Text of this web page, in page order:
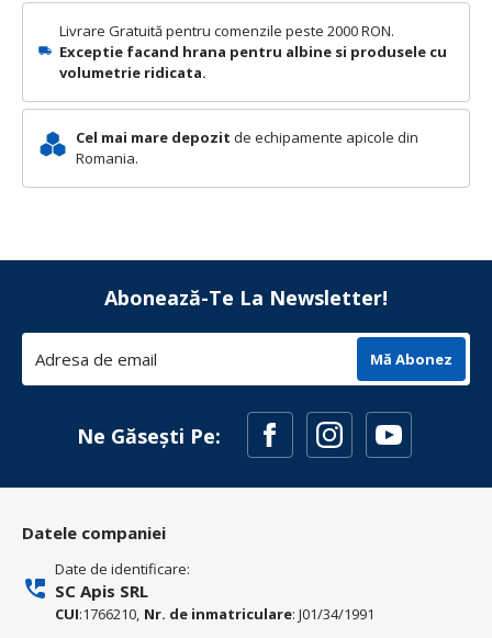
Livrare Gratuită pentru comenzile peste 2000 RON.
Exceptie facand hrana pentru albine si produsele cu
volumetrie ridicata.
Cel mai mare depozit de echipamente apicole din
Romania.
Abonează-Te La Newsletter!
Mă Abonez
Ne Găsești Pe:
Datele companiei
Date de identificare:
SC Apis SRL
CUI:1766210, Nr. de inmatriculare: J01/34/1991